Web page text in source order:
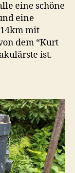
eine schöne
eine
mit
dem “Kurt
ist.